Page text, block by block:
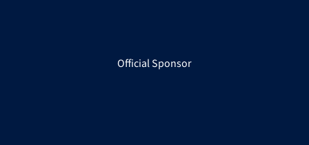
Official Sponsor